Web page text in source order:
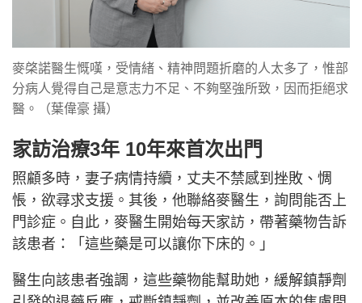
麥棨諾醫生慨嘆，受情緒、精神問題折磨的人太多了，惟部
分病人覺得自己是意志力不足、不夠堅強所致，因而拒絕求
醫。（葉偉豪 攝）
家訪治療3年 10年來首次出門
照顧多時，妻子病情持續，丈夫不禁感到挫敗、惆
悵，欲尋求支援。其後，他聯絡麥醫生，詢問能否上
門診症。自此，麥醫生開始每天家訪，帶著藥物告訴
該患者：「這些藥是可以讓你下床的。」
醫生向該患者強調，這些藥物能幫助她，緩解鎮靜劑